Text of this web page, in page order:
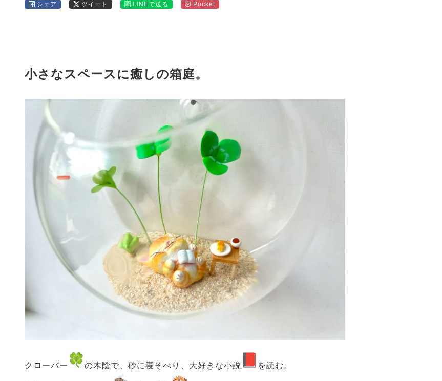
シェア ツイート LINEで送る Pocket
小さなスペースに癒しの箱庭。
クローバー の木陰で、砂に寝そべり、大好きな小説 を読む。